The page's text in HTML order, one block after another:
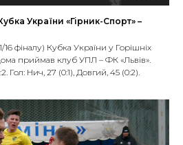
України «Гірник-Спорт» –
16 фіналу) Кубка України у Горішніх
приймав клуб УПЛ – ФК «Львів».
Гол: Нич, 27 (0:1), Довгий, 45 (0:2).